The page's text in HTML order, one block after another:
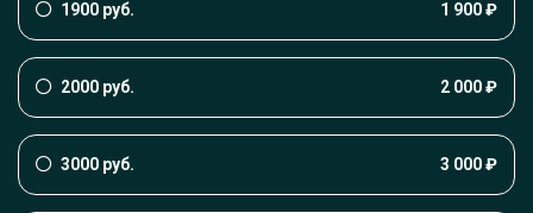
1900 руб. 1 900 ₽
2000 руб. 2 000 ₽
3000 руб. 3 000 ₽